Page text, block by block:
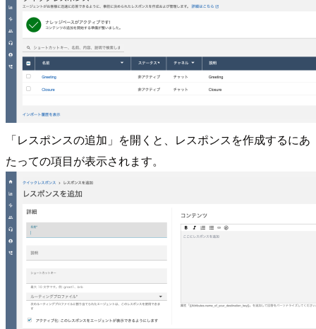
「レスポンスの追加」を開くと、レスポンスを作成するにあ
たっての項目が表示されます。